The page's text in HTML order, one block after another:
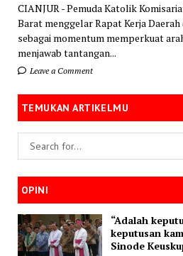
CIANJUR - Pemuda Katolik
Barat menggelar Rapat Kerja Daerah
sebagai momentum memperkuat
menjawab tantangan...
Leave a Comment
TEMUKAN ARTIKELMU
OPINI
“Adalah
keputusan
Sinode